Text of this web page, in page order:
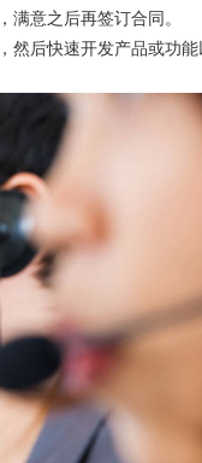
意之后再签订合同。
后快速开发产品或功